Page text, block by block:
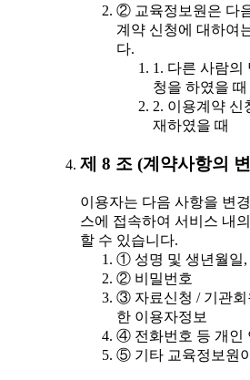
② 교육정보원은 다
계약 신청에 대하여
다.
1. 다른 사람의
청을 하였을 때
2. 이용계약 신
재하였을 때
제 8 조 (계약사항의
이용자는 다음 사항을 변
스에 접속하여 서비스 내
할 수 있습니다.
① 성명 및 생년월일,
② 비밀번호
③ 자료신청 / 기관회
한 이용자정보
④ 전화번호 등 개인
⑤ 기타 교육정보원